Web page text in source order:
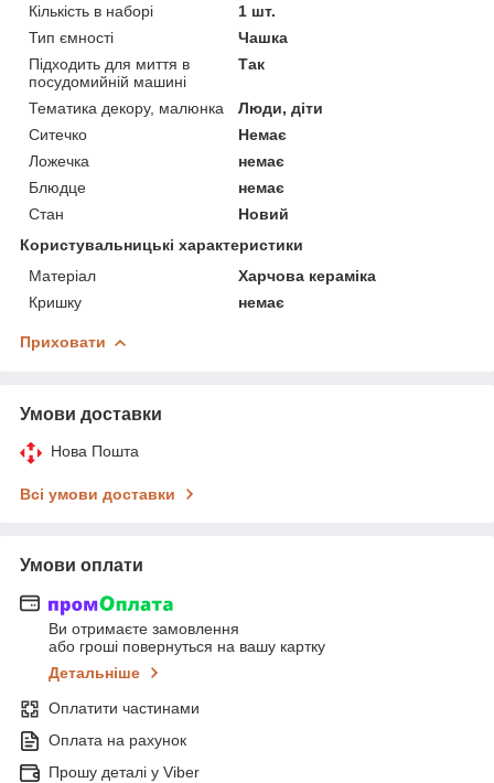
Кількість в наборі
1 шт.
Тип ємності
Чашка
Підходить для миття в
посудомийній машині
Так
Тематика декору, малюнка
Люди, діти
Ситечко
Немає
Ложечка
немає
Блюдце
немає
Стан
Новий
Користувальницькі характеристики
Матеріал
Харчова кераміка
Кришку
немає
Приховати
Умови доставки
Нова Пошта
Всі умови доставки
Умови оплати
Ви отримаєте замовлення
або гроші повернуться на вашу картку
Детальніше
Оплатити частинами
Оплата на рахунок
Прошу деталі у Viber